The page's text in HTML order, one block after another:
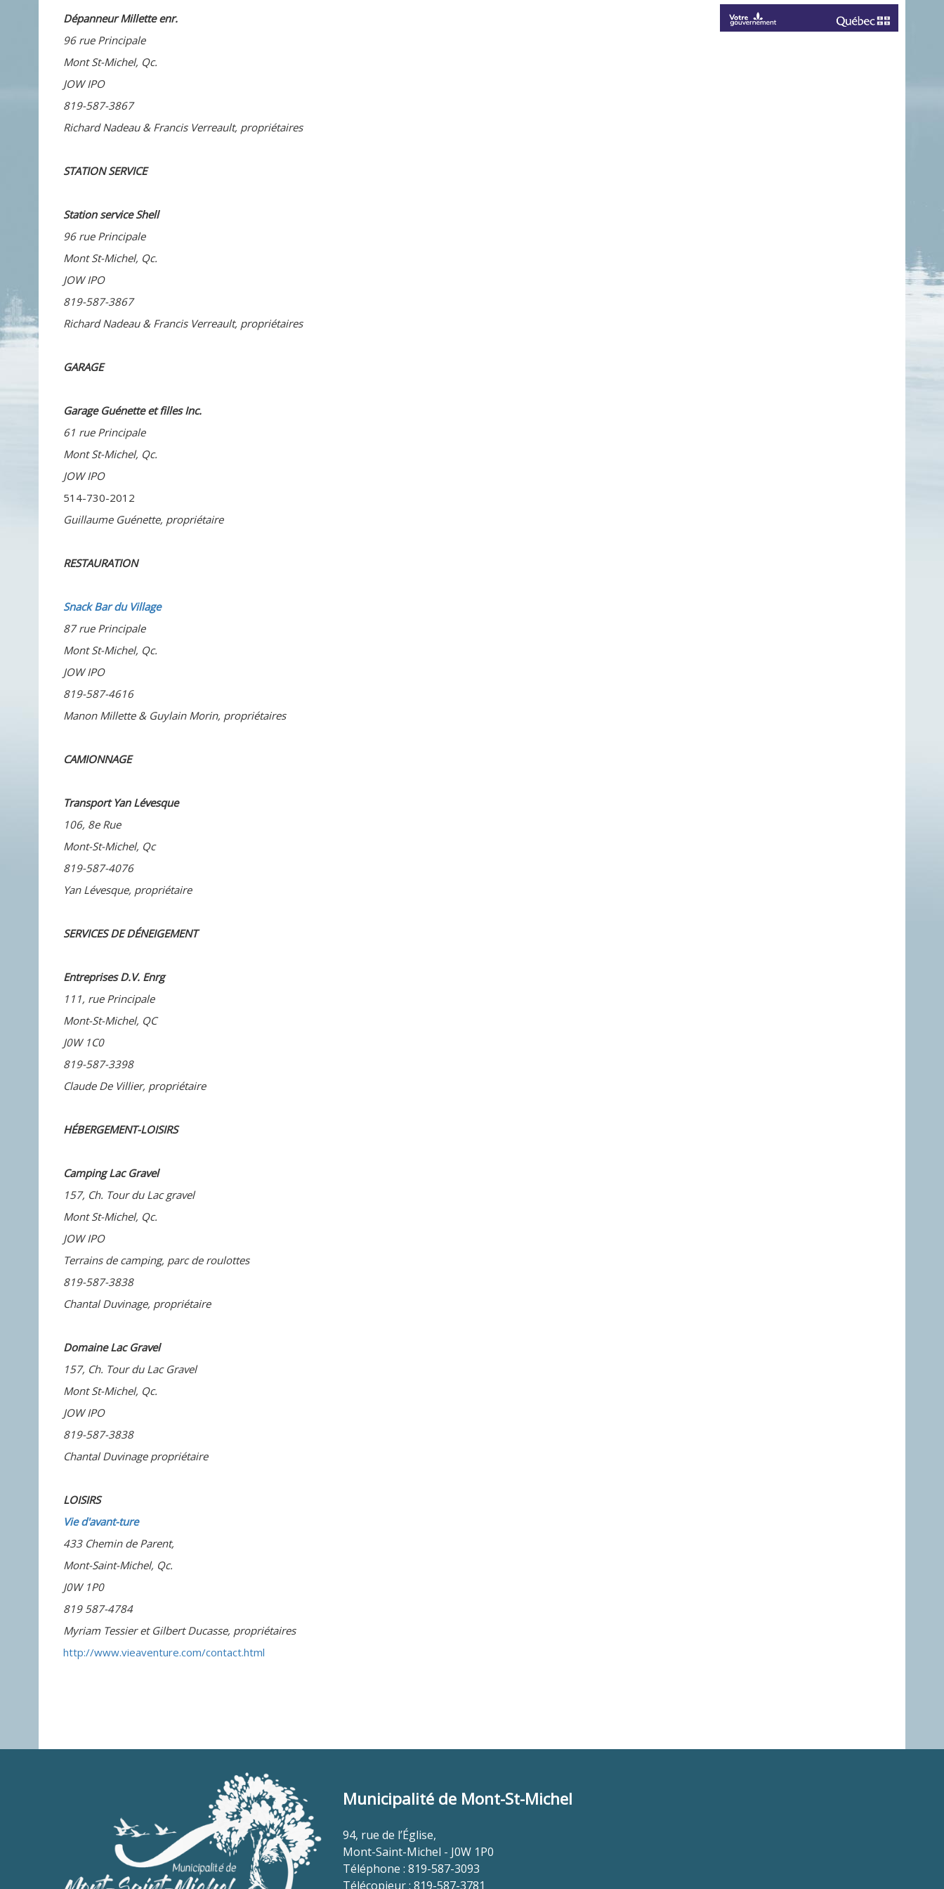
Dépanneur Millette enr.
96 rue Principale
Mont St-Michel, Qc.
JOW IPO
819-587-3867
Richard Nadeau & Francis Verreault, propriétaires
STATION SERVICE
Station service Shell
96 rue Principale
Mont St-Michel, Qc.
JOW IPO
819-587-3867
Richard Nadeau & Francis Verreault, propriétaires
GARAGE
Garage Guénette et filles Inc.
61 rue Principale
Mont St-Michel, Qc.
JOW IPO
514-730-2012
Guillaume Guénette, propriétaire
RESTAURATION
Snack Bar du Village
87 rue Principale
Mont St-Michel, Qc.
JOW IPO
819-587-4616
Manon Millette & Guylain Morin, propriétaires
CAMIONNAGE
Transport Yan Lévesque
106, 8e Rue
Mont-St-Michel, Qc
819-587-4076
Yan Lévesque, propriétaire
SERVICES DE DÉNEIGEMENT
Entreprises D.V. Enrg
111, rue Principale
Mont-St-Michel, QC
J0W 1C0
819-587-3398
Claude De Villier, propriétaire
HÉBERGEMENT-LOISIRS
Camping Lac Gravel
157, Ch. Tour du Lac gravel
Mont St-Michel, Qc.
JOW IPO
Terrains de camping, parc de roulottes
819-587-3838
Chantal Duvinage, propriétaire
Domaine Lac Gravel
157, Ch. Tour du Lac Gravel
Mont St-Michel, Qc.
JOW IPO
819-587-3838
Chantal Duvinage propriétaire
LOISIRS
Vie d'avant-ture
433 Chemin de Parent,
Mont-Saint-Michel, Qc.
J0W 1P0
819 587-4784
Myriam Tessier et Gilbert Ducasse, propriétaires
http://www.vieaventure.com/contact.html
Municipalité de Mont-St-Michel
94, rue de l’Église,
Mont-Saint-Michel - J0W 1P0
Téléphone : 819-587-3093
Télécopieur : 819-587-3781